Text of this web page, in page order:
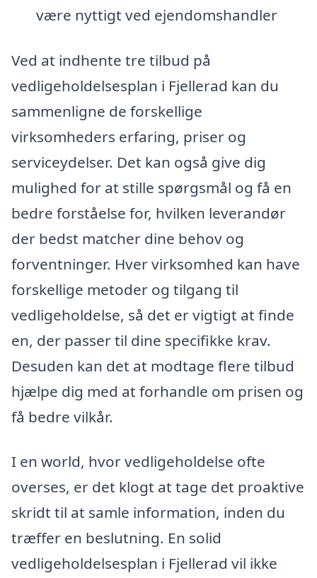
være nyttigt ved ejendomshandler
Ved at indhente tre tilbud på
vedligeholdelsesplan i Fjellerad kan du
sammenligne de forskellige
virksomheders erfaring, priser og
serviceydelser. Det kan også give dig
mulighed for at stille spørgsmål og få en
bedre forståelse for, hvilken leverandør
der bedst matcher dine behov og
forventninger. Hver virksomhed kan have
forskellige metoder og tilgang til
vedligeholdelse, så det er vigtigt at finde
en, der passer til dine specifikke krav.
Desuden kan det at modtage flere tilbud
hjælpe dig med at forhandle om prisen og
få bedre vilkår.
I en world, hvor vedligeholdelse ofte
overses, er det klogt at tage det proaktive
skridt til at samle information, inden du
træffer en beslutning. En solid
vedligeholdelsesplan i Fjellerad vil ikke